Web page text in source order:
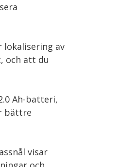
lokalisering av
och att du
Ah-batteri,
bättre
visar